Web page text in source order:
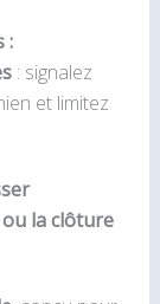
:
: signalez
et limitez
la clôture